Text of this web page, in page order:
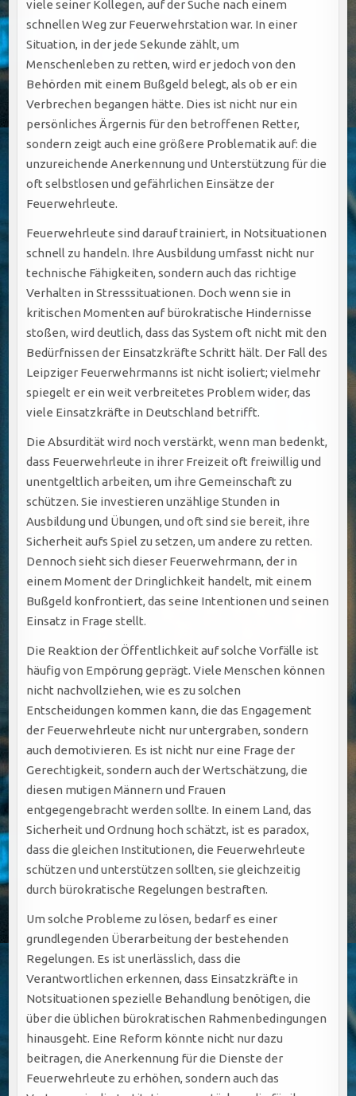
viele seiner Kollegen, auf der Suche nach einem
schnellen Weg zur Feuerwehrstation war. In einer
Situation, in der jede Sekunde zählt, um
Menschenleben zu retten, wird er jedoch von den
Behörden mit einem Bußgeld belegt, als ob er ein
Verbrechen begangen hätte. Dies ist nicht nur ein
persönliches Ärgernis für den betroffenen Retter,
sondern zeigt auch eine größere Problematik auf: die
unzureichende Anerkennung und Unterstützung für die
oft selbstlosen und gefährlichen Einsätze der
Feuerwehrleute.
Feuerwehrleute sind darauf trainiert, in Notsituationen
schnell zu handeln. Ihre Ausbildung umfasst nicht nur
technische Fähigkeiten, sondern auch das richtige
Verhalten in Stresssituationen. Doch wenn sie in
kritischen Momenten auf bürokratische Hindernisse
stoßen, wird deutlich, dass das System oft nicht mit den
Bedürfnissen der Einsatzkräfte Schritt hält. Der Fall des
Leipziger Feuerwehrmanns ist nicht isoliert; vielmehr
spiegelt er ein weit verbreitetes Problem wider, das
viele Einsatzkräfte in Deutschland betrifft.
Die Absurdität wird noch verstärkt, wenn man bedenkt,
dass Feuerwehrleute in ihrer Freizeit oft freiwillig und
unentgeltlich arbeiten, um ihre Gemeinschaft zu
schützen. Sie investieren unzählige Stunden in
Ausbildung und Übungen, und oft sind sie bereit, ihre
Sicherheit aufs Spiel zu setzen, um andere zu retten.
Dennoch sieht sich dieser Feuerwehrmann, der in
einem Moment der Dringlichkeit handelt, mit einem
Bußgeld konfrontiert, das seine Intentionen und seinen
Einsatz in Frage stellt.
Die Reaktion der Öffentlichkeit auf solche Vorfälle ist
häufig von Empörung geprägt. Viele Menschen können
nicht nachvollziehen, wie es zu solchen
Entscheidungen kommen kann, die das Engagement
der Feuerwehrleute nicht nur untergraben, sondern
auch demotivieren. Es ist nicht nur eine Frage der
Gerechtigkeit, sondern auch der Wertschätzung, die
diesen mutigen Männern und Frauen
entgegengebracht werden sollte. In einem Land, das
Sicherheit und Ordnung hoch schätzt, ist es paradox,
dass die gleichen Institutionen, die Feuerwehrleute
schützen und unterstützen sollten, sie gleichzeitig
durch bürokratische Regelungen bestraften.
Um solche Probleme zu lösen, bedarf es einer
grundlegenden Überarbeitung der bestehenden
Regelungen. Es ist unerlässlich, dass die
Verantwortlichen erkennen, dass Einsatzkräfte in
Notsituationen spezielle Behandlung benötigen, die
über die üblichen bürokratischen Rahmenbedingungen
hinausgeht. Eine Reform könnte nicht nur dazu
beitragen, die Anerkennung für die Dienste der
Feuerwehrleute zu erhöhen, sondern auch das